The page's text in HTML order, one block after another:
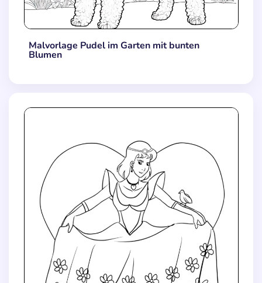
Malvorlage Pudel im Garten mit bunten
Blumen